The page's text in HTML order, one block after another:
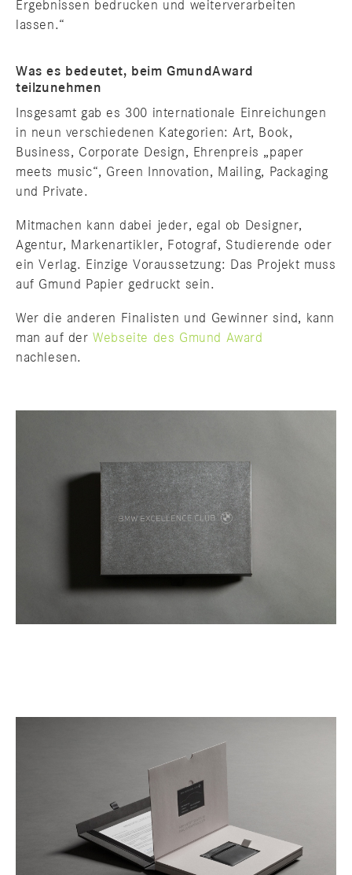
Ergebnissen bedrucken und weiterverarbeiten
lassen.“
Was es bedeutet, beim GmundAward
teilzunehmen
Insgesamt gab es 300 internationale Einreichungen
in neun verschiedenen Kategorien: Art, Book,
Business, Corporate Design, Ehrenpreis „paper
meets music“, Green Innovation, Mailing, Packaging
und Private.
Mitmachen kann dabei jeder, egal ob Designer,
Agentur, Markenartikler, Fotograf, Studierende oder
ein Verlag. Einzige Voraussetzung: Das Projekt muss
auf Gmund Papier gedruckt sein.
Wer die anderen Finalisten und Gewinner sind, kann
man auf derWebseite des Gmund Award
nachlesen.